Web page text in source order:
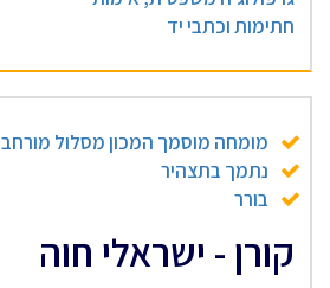
חתימות וכתבי יד
מומחה מוסמך המכון מסלול מורחב
נתמך בתצהיר
בורר
קורן - ישראלי חוה